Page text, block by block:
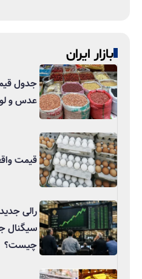
بازار ایران
عدس و
قیمت
رالی
سیگنال
چیست؟